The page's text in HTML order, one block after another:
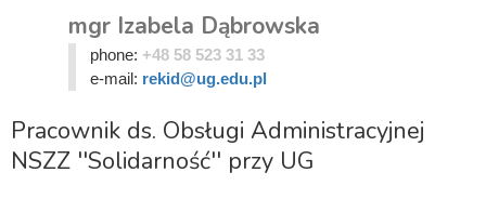
mgr Izabela Dąbrowska
phone: +48 58 523 31 33
e-mail: rekid@ug.edu.pl
Pracownik ds. Obsługi Administracyjnej
NSZZ ''Solidarność'' przy UG